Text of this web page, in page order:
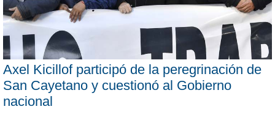
Axel Kicillof participó de la peregrinación de
San Cayetano y cuestionó al Gobierno
nacional